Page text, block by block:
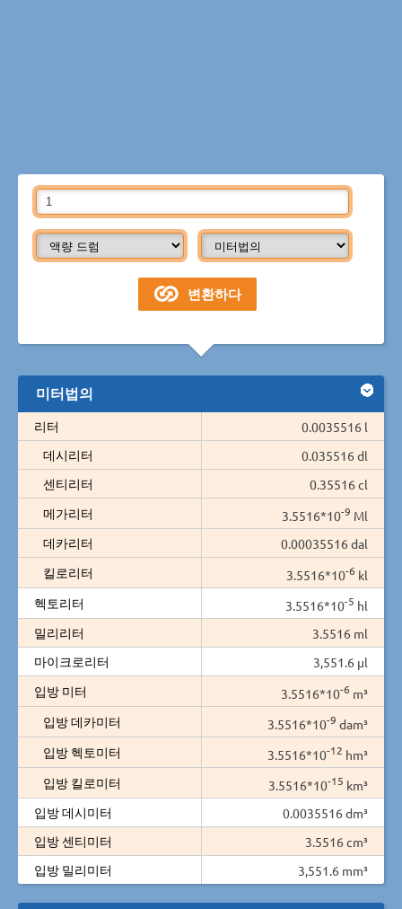
미터법의
리터
0.0035516 l
데시리터
0.035516 dl
센티리터
0.35516 cl
메가리터
3.5516*10-9 Ml
데카리터
0.00035516 dal
킬로리터
3.5516*10-6 kl
헥토리터
3.5516*10-5 hl
밀리리터
3.5516 ml
마이크로리터
3,551.6 µl
입방 미터
3.5516*10-6 m³
입방 데카미터
3.5516*10-9 dam³
입방 헥토미터
3.5516*10-12 hm³
입방 킬로미터
3.5516*10-15 km³
입방 데시미터
0.0035516 dm³
입방 센티미터
3.5516 cm³
입방 밀리미터
3,551.6 mm³